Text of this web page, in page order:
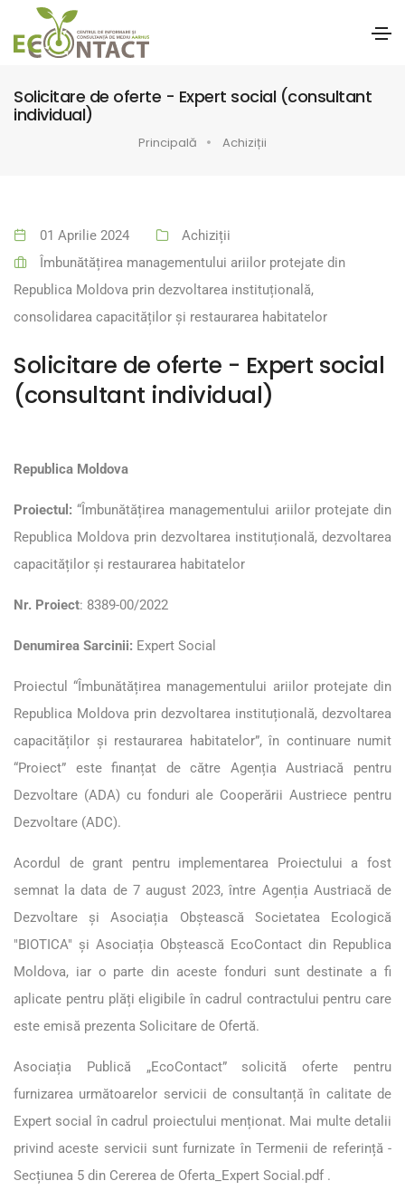
Solicitare de oferte - Expert social (consultant
individual)
Principală Achiziții
01 Aprilie 2024
Achiziții
Îmbunătățirea managementului ariilor protejate din
Republica Moldova prin dezvoltarea instituțională,
consolidarea capacităților și restaurarea habitatelor
Solicitare de oferte - Expert social
(consultant individual)
Republica Moldova
Proiectul:“Îmbunătățirea managementului ariilor protejate din
Republica Moldova prin dezvoltarea instituțională, dezvoltarea
capacităților și restaurarea habitatelor
Nr. Proiect: 8389-00/2022
Denumirea Sarcinii: Expert Social
Proiectul “Îmbunătățirea managementului ariilor protejate din
Republica Moldova prin dezvoltarea instituțională, dezvoltarea
capacităților și restaurarea habitatelor”, în continuare numit
“Proiect” este finanțat de către Agenția Austriacă pentru
Dezvoltare (ADA) cu fonduri ale Cooperării Austriece pentru
Dezvoltare (ADC).
Acordul de grant pentru implementarea Proiectului a fost
semnat la data de 7 august 2023, între Agenția Austriacă de
Dezvoltare și Asociația Obștească Societatea Ecologică
"BIOTICA" și Asociația Obștească EcoContact din Republica
Moldova, iar o parte din aceste fonduri sunt destinate a fi
aplicate pentru plăți eligibile în cadrul contractului pentru care
este emisă prezenta Solicitare de Ofertă.
Asociația Publică „EcoContact” solicită oferte pentru
furnizarea următoarelor servicii de consultanță în calitate de
Expert social în cadrul proiectului menționat. Mai multe detalii
privind aceste servicii sunt furnizate în Termenii de referință -
Secțiunea 5 din Cererea de Oferta_Expert Social.pdf .